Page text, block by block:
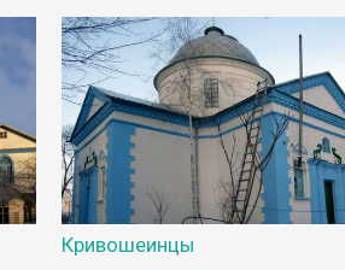
Кривошеинцы